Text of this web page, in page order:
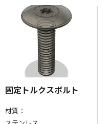
固定トルクスボルト
材質：